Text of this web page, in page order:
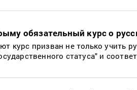
обязательный курс о
курс призван не только учить
статуса" и